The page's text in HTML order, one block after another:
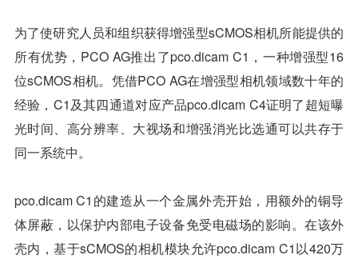
为了使研究人员和组织获得增强型sCMOS相机所能提供的
所有优势，PCO AG推出了pco.dicam C1，一种增强型16
位sCMOS相机。凭借PCO AG在增强型相机领域数十年的
经验，C1及其四通道对应产品pco.dicam C4证明了超短曝
光时间、高分辨率、大视场和增强消光比选通可以共存于
同一系统中。
pco.dicam C1的建造从一个金属外壳开始，用额外的铜导
体屏蔽，以保护内部电子设备免受电磁场的影响。在该外
壳内，基于sCMOS的相机模块允许pco.dicam C1以420万